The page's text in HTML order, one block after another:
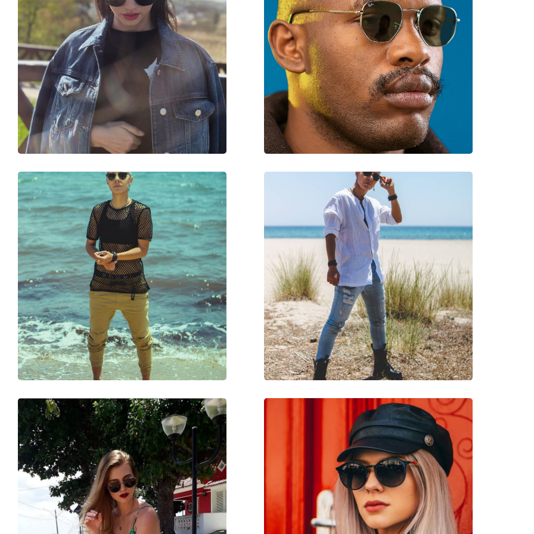
Διαστάσεις:
M
Μήκος σκελετού:
137 mm
Μήκος βραχίονα:
145 mm
Γέφυρα:
21 mm
Βάρος:
100 γρ
Ρυθμιζόμενα μαξιλάρια μύτης:
Ναι
Αξεσουάρ
Παρέχονται με θήκη:
Ναι
Πανί καθαρισμού:
Ναι
Άλλα
Τύπος:
Unisex
Κατηγορία:
Γυαλιά Ηλίου Επώνυμες Μάρκες
Μάρκα:
Ray-Ban
Χρήση:
Μόδα
Κωδικός Προϊόντος / Μοντέλο:
RB3016 1305B1 51
Διαθέσιμο με συνταγή:
Όχι